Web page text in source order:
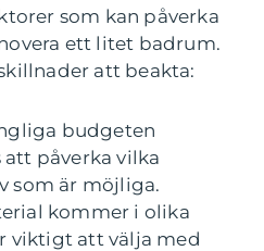
som kan påverka
ett litet badrum.
att beakta:
budgeten
påverka vilka
som är möjliga.
kommer i olika
viktigt att välja med